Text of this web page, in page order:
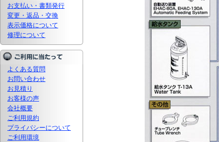
お支払い・書類発行
変更・返品・交換
表示価格について
修理について
よくある質問
お問い合わせ
お見積り
お客様の声
会社概要
ご利用規約
プライバシーについて
ご利用環境